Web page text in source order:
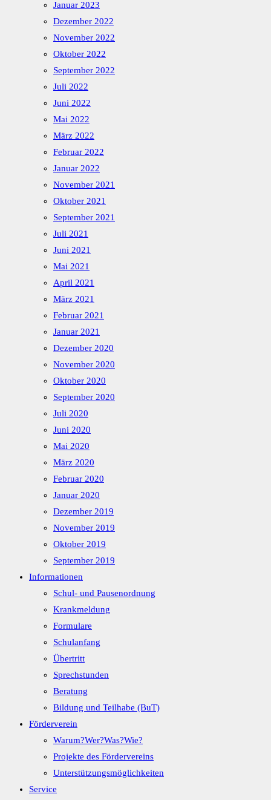
Januar 2023
Dezember 2022
November 2022
Oktober 2022
September 2022
Juli 2022
Juni 2022
Mai 2022
März 2022
Februar 2022
Januar 2022
November 2021
Oktober 2021
September 2021
Juli 2021
Juni 2021
Mai 2021
April 2021
März 2021
Februar 2021
Januar 2021
Dezember 2020
November 2020
Oktober 2020
September 2020
Juli 2020
Juni 2020
Mai 2020
März 2020
Februar 2020
Januar 2020
Dezember 2019
November 2019
Oktober 2019
September 2019
Informationen
Schul- und Pausenordnung
Krankmeldung
Formulare
Schulanfang
Übertritt
Sprechstunden
Beratung
Bildung und Teilhabe (BuT)
Förderverein
Warum?Wer?Was?Wie?
Projekte des Fördervereins
Unterstützungsmöglichkeiten
Service